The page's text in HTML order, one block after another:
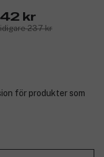
kr
237 kr
för produkter som